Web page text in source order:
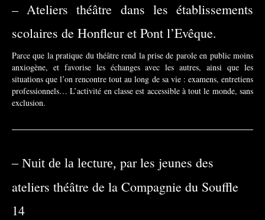
– Ateliers théâtre dans les établissements
scolaires de Honfleur et Pont l’Evêque.
Parce que la pratique du théâtre rend la prise de parole en public moins
anxiogène, et favorise les échanges avec les autres, ainsi que les
situations que l’on rencontre tout au long de sa vie : examens, entretiens
professionnels… L’activité en classe est accessible à tout le monde, sans
exclusion.
– Nuit de la lecture, par les jeunes des
ateliers théâtre de la Compagnie du Souffle
14